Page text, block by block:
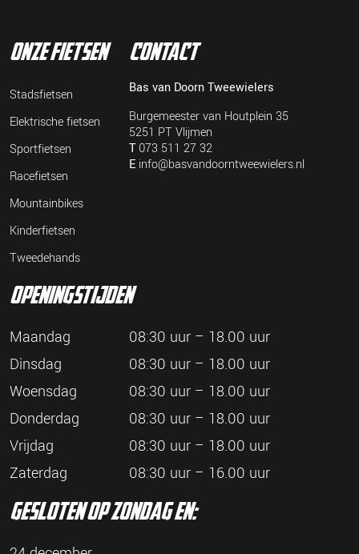
onze fietsen
Stadsfietsen
Elektrische fietsen
Sportfietsen
Racefietsen
Mountainbikes
Kinderfietsen
Tweedehands
contact
Bas van Doorn Tweewielers
Burgemeester van Houtplein 35
5251 PT Vlijmen
T073 511 27 32
E info@basvandoorntweewielers.nl
openingstijden
Maandag
08:30 uur – 18.00 uur
Dinsdag
08:30 uur – 18.00 uur
Woensdag
08:30 uur – 18.00 uur
Donderdag
08:30 uur – 18.00 uur
Vrijdag
08:30 uur – 18.00 uur
Zaterdag
08:30 uur – 16.00 uur
gesloten op zondag en: